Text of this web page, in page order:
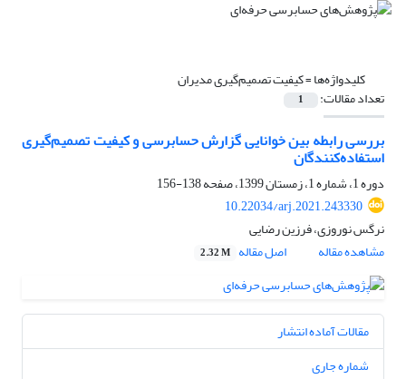
کلیدواژه‌ها =کیفیت تصمیم‌گیری مدیران
تعداد مقالات: 1
بررسی رابطه بین خوانایی گزارش‌ حسابرسی و کیفیت تصمیم‌گیری
استفاده‌کنندگان
دوره 1، شماره 1، زمستان 1399، صفحه
138-156
10.22034/arj.2021.243330
نرگس نوروزی، فرزین رضایی
مشاهده مقاله
اصل مقاله 2.32 M
مقالات آماده انتشار
شماره جاری